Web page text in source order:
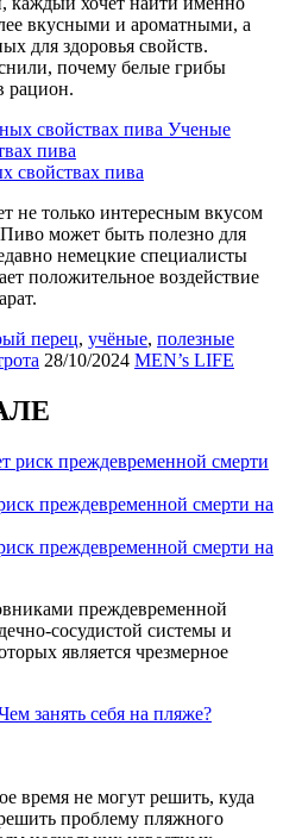
вкусными и ароматными, а
для здоровья свойств.
почему белые грибы
рацион.
Ученые
пива
свойствах пива
не только интересным вкусом
может быть полезно для
немецкие специалисты
положительное воздействие
перец, учёные, полезные
28/10/2024 MEN’s LIFE
преждевременной смерти на
преждевременной смерти на
преждевременной
сосудистой системы и
является чрезмерное
занять себя на пляже?
время не могут решить, куда
проблему пляжного